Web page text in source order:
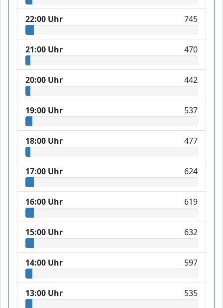
22:00 Uhr 745
21:00 Uhr 470
20:00 Uhr 442
19:00 Uhr 537
18:00 Uhr 477
17:00 Uhr 624
16:00 Uhr 619
15:00 Uhr 632
14:00 Uhr 597
13:00 Uhr 535